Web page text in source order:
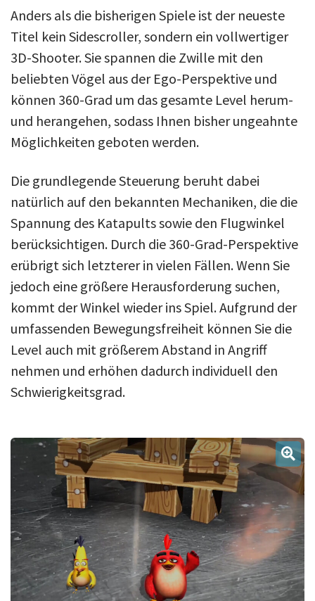
Anders als die bisherigen Spiele ist der neueste
Titel kein Sidescroller, sondern ein vollwertiger
3D-Shooter. Sie spannen die Zwille mit den
beliebten Vögel aus der Ego-Perspektive und
können 360-Grad um das gesamte Level herum-
und herangehen, sodass Ihnen bisher ungeahnte
Möglichkeiten geboten werden.
Die grundlegende Steuerung beruht dabei
natürlich auf den bekannten Mechaniken, die die
Spannung des Katapults sowie den Flugwinkel
berücksichtigen. Durch die 360-Grad-Perspektive
erübrigt sich letzterer in vielen Fällen. Wenn Sie
jedoch eine größere Herausforderung suchen,
kommt der Winkel wieder ins Spiel. Aufgrund der
umfassenden Bewegungsfreiheit können Sie die
Level auch mit größerem Abstand in Angriff
nehmen und erhöhen dadurch individuell den
Schwierigkeitsgrad.